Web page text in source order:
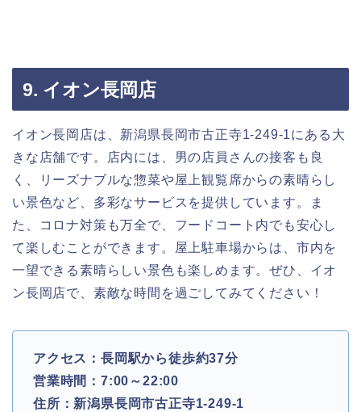
9. イオン長岡店
イオン長岡店は、新潟県長岡市古正寺1-249-1にある大
きな店舗です。店内には、男の店員さんの接客も良
く、リーズナブルな惣菜や屋上観覧席からの素晴らし
い景色など、多彩なサービスを提供しています。ま
た、コロナ対策も万全で、フードコート内でも安心し
て楽しむことができます。屋上駐車場からは、市内を
一望できる素晴らしい景色も楽しめます。ぜひ、イオ
ン長岡店で、素敵な時間を過ごしてみてください！
アクセス：長岡駅から徒歩約37分
営業時間：7:00～22:00
住所：新潟県長岡市古正寺1-249-1